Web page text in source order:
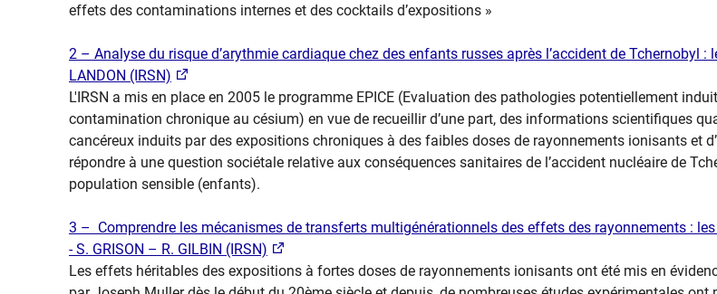
effets des contaminations internes et des cocktails d’expositions »
2 – Analyse du risque d’arythmie cardiaque chez des enfants russes après l’accident de Tchernobyl :
LANDON (IRSN)​
L'IRSN a mis en place en 2005 le programme EPICE (Evaluation des pathologies potentiellement
contamination chronique au césium) en vue de recueillir d’une part, des informations scientifiques
cancéreux induits par des expositions chroniques à des faibles doses de rayonnements ionisants et
répondre à une question sociétale relative aux conséquences sanitaires de l’accident nucléaire de
population sensible (enfants).
​​3 – Comprendre les mécanismes de transferts multigénérationnels des effets des rayonnements :
- ​S. GRISON – R. GILBIN (IRSN)
Les effets héritables des expositions à fortes doses de rayonnements ionisants ont été mis en